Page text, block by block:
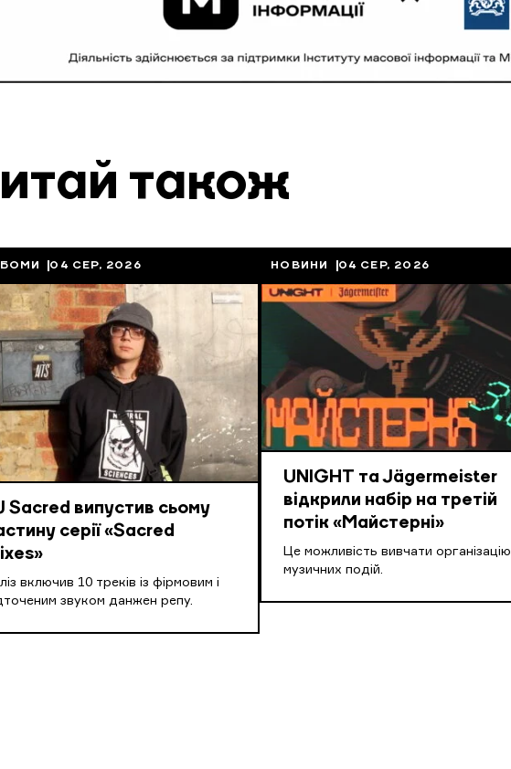
також
04 СЕР, 2026
Sacred випустив сьому
серії «Sacred
включив 10 треків із фірмовим і
звуком данжен репу.
НОВИНИ 04 СЕР, 2026
UNIGHT та Jägermeister
відкрили набір на третій
потік «Майстерні»
Це можливість вивчати організацію
музичних подій.